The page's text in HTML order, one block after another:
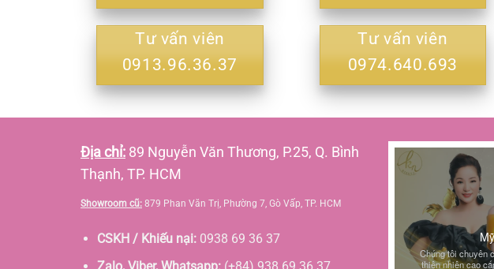
Tư vấn viên
0913.96.36.37
Tư vấn viên
0974.640.693
Địa chỉ: 89 Nguyễn Văn Thương, P.25, Q. Bình
Thạnh, TP. HCM
Showroom cũ: 879 Phan Văn Trị, Phường 7, Gò Vấp, TP. HCM
CSKH / Khiếu nại:0938 69 36 37